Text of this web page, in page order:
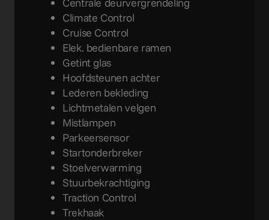
Climate Control
Cruise Control
Elek. bedienbare ramen
Getint glas
Hoofdsteunen achter
Lederen bekleding
Lichtmetalen velgen
Mistlampen
Parkeersensor
Startonderbreker
Stoelverwarming
Stuurbekrachtiging
Traction Control
Trekhaak